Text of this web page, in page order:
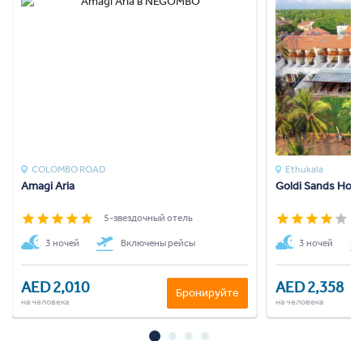
COLOMBO ROAD
Amagi Aria
5-звездочный отель
3 ночей Включены рейсы
AED 2,010
на человека
Бронируйте
Ethukala
Goldi Sands
3 ночей
AED 2,358
на человека